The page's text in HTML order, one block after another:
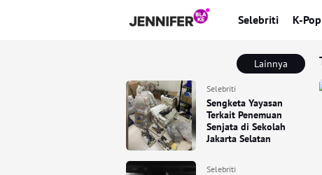
Selebriti K-Pop
Lainnya
Selebriti
Sengketa Yayasan
Terkait Penemuan
Senjata di Sekolah
Jakarta Selatan
Selebriti